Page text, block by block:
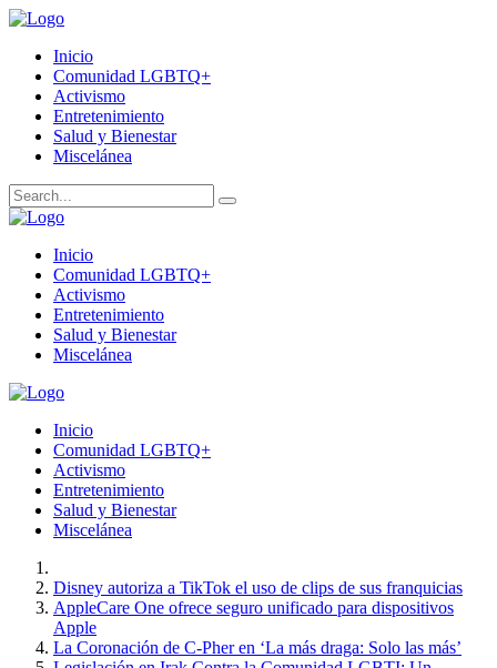
Inicio
Comunidad LGBTQ+
Activismo
Entretenimiento
Salud y Bienestar
Miscelánea
Inicio
Comunidad LGBTQ+
Activismo
Entretenimiento
Salud y Bienestar
Miscelánea
Inicio
Comunidad LGBTQ+
Activismo
Entretenimiento
Salud y Bienestar
Miscelánea
Disney autoriza a TikTok el uso de clips de sus franquicias
AppleCare One ofrece seguro unificado para dispositivos
Apple
La Coronación de C-Pher en ‘La más draga: Solo las más’